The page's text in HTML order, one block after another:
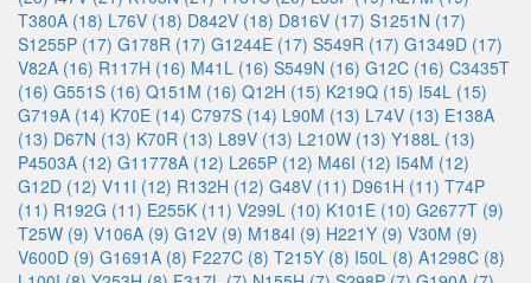
T380A (18) L76V (18) D842V (18) D816V (17) S1251N (17)
S1255P (17) G178R (17) G1244E (17) S549R (17) G1349D (17)
V82A (16) R117H (16) M41L (16) S549N (16) G12C (16) C3435T
(16) G551S (16) Q151M (16) Q12H (15) K219Q (15) I54L (15)
G719A (14) K70E (14) C797S (14) L90M (13) L74V (13) E138A
(13) D67N (13) K70R (13) L89V (13) L210W (13) Y188L (13)
P4503A (12) G11778A (12) L265P (12) M46I (12) I54M (12)
G12D (12) V11I (12) R132H (12) G48V (11) D961H (11) T74P
(11) R192G (11) E255K (11) V299L (10) K101E (10) G2677T (9)
T25W (9) V106A (9) G12V (9) M184I (9) H221Y (9) V30M (9)
V600D (9) G1691A (8) F227C (8) T215Y (8) I50L (8) A1298C (8)